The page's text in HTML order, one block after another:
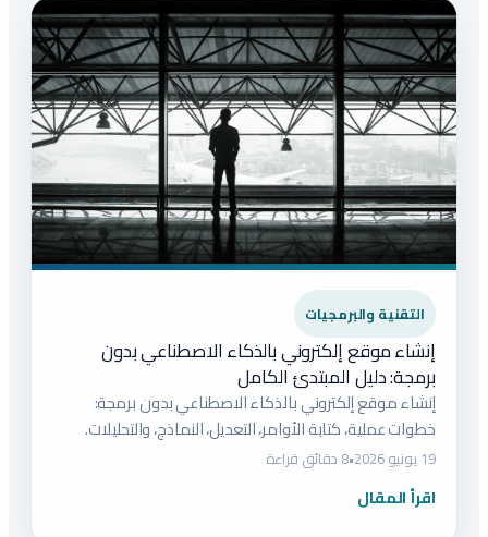
التقنية والبرمجيات
إنشاء موقع إلكتروني بالذكاء الاصطناعي بدون
برمجة: دليل المبتدئ الكامل
إنشاء موقع إلكتروني بالذكاء الاصطناعي بدون برمجة:
خطوات عملية، كتابة الأوامر، التعديل، النماذج، والتحليلات.
19 يونيو 2026 •8 دقائق قراءة
اقرأ المقال